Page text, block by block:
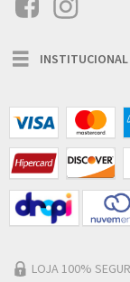
ToggleINSTITUCIONAL
LOJA 100%